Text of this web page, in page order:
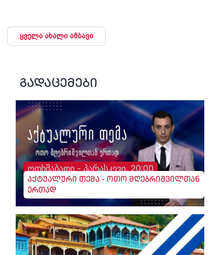
ყველა ახალი ამბავი
გადაცემები
ოთხშაბათი - პარასკევი, 20:00
აქტუალური თემა - ოთო მღებრიშვილთან
ერთად